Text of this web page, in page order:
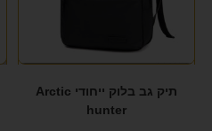
תיק גב בלוק ייחודי Arctic
hunter